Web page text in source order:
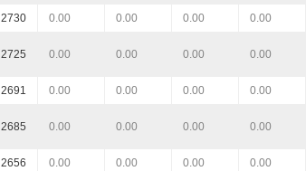
2730 0.00 0.00 0.00 0.00
2725 0.00 0.00 0.00 0.00
2691 0.00 0.00 0.00 0.00
2685 0.00 0.00 0.00 0.00
2656 0.00 0.00 0.00 0.00